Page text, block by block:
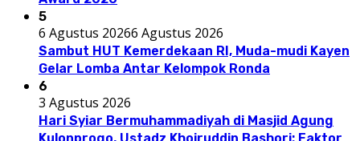
5
6 Agustus 20266 Agustus 2026
Sambut HUT Kemerdekaan RI, Muda-mudi Kayen
Gelar Lomba Antar Kelompok Ronda
6
3 Agustus 2026
Hari Syiar Bermuhammadiyah di Masjid Agung